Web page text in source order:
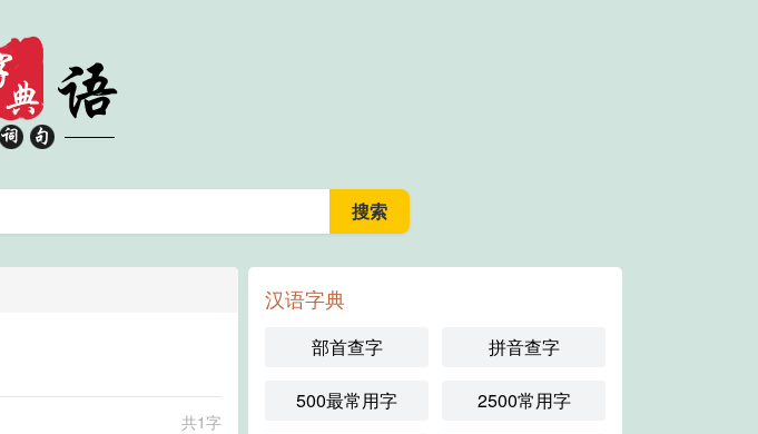
共1字
汉语字典
部首查字 拼音查字
500最常用字 2500常用字